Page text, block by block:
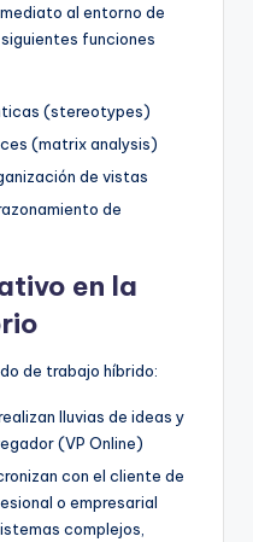
al entorno de
funciones
(stereotypes)
(matrix analysis)
de vistas
de
en la
de trabajo híbrido:
lluvias de ideas y
(VP Online)
con el cliente de
o empresarial
complejos,